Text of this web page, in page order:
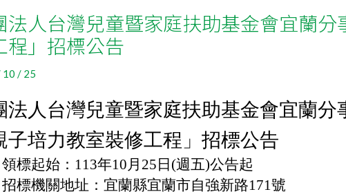
法人台灣兒童暨家庭扶助基金會宜蘭分
程」招標公告
10 / 25
法人台灣兒童暨家庭扶助基金會宜蘭分
子培力教室裝修工程」招標公告
標起始：113年10月25日(週五)公告起
標機關地址：宜蘭縣宜蘭市自強新路171號